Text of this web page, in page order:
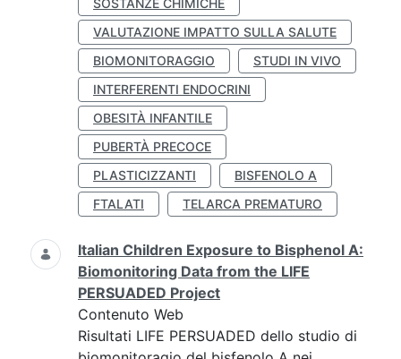
SOSTANZE CHIMICHE
VALUTAZIONE IMPATTO SULLA SALUTE
BIOMONITORAGGIO
STUDI IN VIVO
INTERFERENTI ENDOCRINI
OBESITÀ INFANTILE
PUBERTÀ PRECOCE
PLASTICIZZANTI
BISFENOLO A
FTALATI
TELARCA PREMATURO
Italian Children Exposure to Bisphenol A:
Biomonitoring Data from the LIFE
PERSUADED Project
Contenuto Web
Risultati LIFE PERSUADED dello studio di